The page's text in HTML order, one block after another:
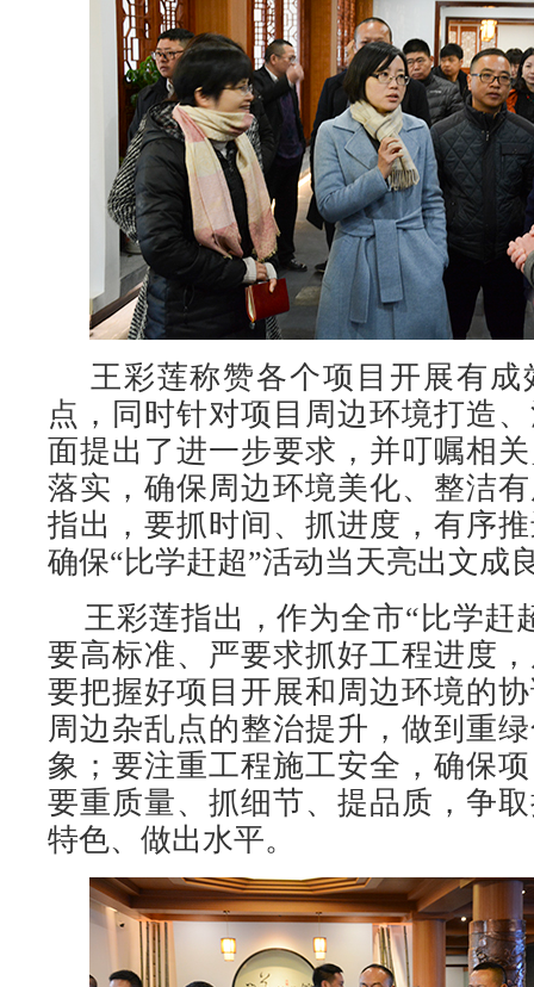
王彩莲称赞各个项目开展有成
点，同时针对项目周边环境打造
面提出了进一步要求，并叮嘱相
落实，确保周边环境美化、整洁
指出，要抓时间、抓进度，有序
确保“比学赶超”活动当天亮出文成
王彩莲指出，作为全市“比学赶
要高标准、严要求抓好工程进度
要把握好项目开展和周边环境的
周边杂乱点的整治提升，做到重
象；要注重工程施工安全，确保
要重质量、抓细节、提品质，争
特色、做出水平。